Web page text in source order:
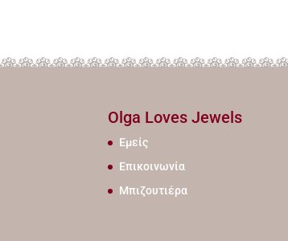
Olga Loves Jewels
Εμείς
Επικοινωνία
Μπιζουτιέρα